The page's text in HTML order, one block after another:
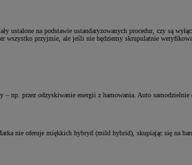
ustalone na podstawie ustandaryzowanych procedur, czy są
przyjmie, ale jeśli nie będziemy skrupulatnie
np. przez odzyskiwanie energii z hamowania. Auto
nie oferuje miękkich hybryd (mild hybrid), skupiając się na